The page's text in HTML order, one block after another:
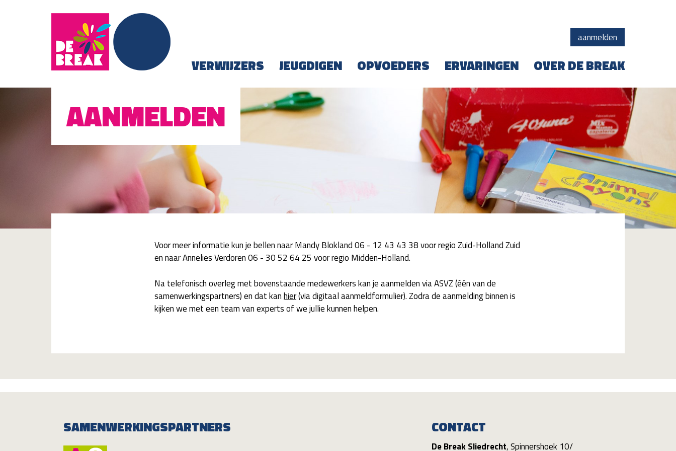
aanmelden
VERWIJZERS JEUGDIGEN OPVOEDERS ERVARINGEN OVER DE BREAK
AANMELDEN
Voor meer informatie kun je bellen naar Mandy Blokland 06 - 12 43 43 38 voor regio Zuid-Holland Zuid
en naar Annelies Verdoren 06 - 30 52 64 25 voor regio Midden-Holland.
Na telefonisch overleg met bovenstaande medewerkers kan je aanmelden via ASVZ (één van de
samenwerkingspartners) en dat kanhier(via digitaal aanmeldformulier). Zodra de aanmelding binnen is
kijken we met een team van experts of we jullie kunnen helpen.
SAMENWERKINGSPARTNERS CONTACT
De Break Sliedrecht, Spinnershoek 10/